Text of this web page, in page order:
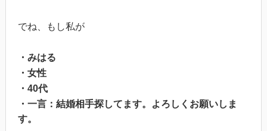
でね、もし私が
・みはる
・女性
・40代
・一言：結婚相手探してます。よろしくお願いしま
す。